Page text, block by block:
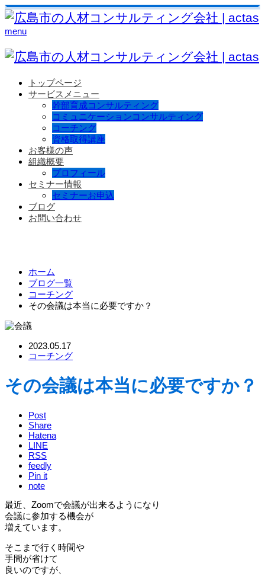
menu
トップページ
サービスメニュー
幹部育成コンサルティング
コミュニケーションコンサルティング
コーチング
資格取得講座
お客様の声
組織概要
プロフィール
セミナー情報
セミナーお申込
ブログ
お問い合わせ
ホーム
ブログ一覧
コーチング
その会議は本当に必要ですか？
2023.05.17
コーチング
その会議は本当に必要ですか？
Post
Share
Hatena
LINE
RSS
feedly
Pin it
note
最近、Zoomで会議が出来るようになり
会議に参加する機会が
増えています。
そこまで行く時間や
手間が省けて
良いのですが、